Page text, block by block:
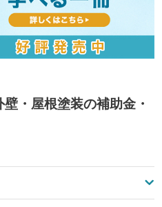
・屋根塗装の補助金・